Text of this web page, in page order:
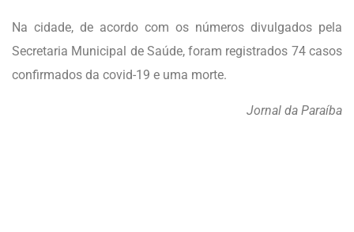
Na cidade, de acordo com os números divulgados pela
Secretaria Municipal de Saúde, foram registrados 74 casos
confirmados da covid-19 e uma morte.
Jornal da Paraíba